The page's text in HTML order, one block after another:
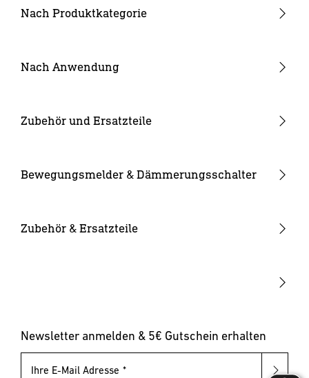
Nach Produktkategorie
24V Garten-Lichtsystem
Strahler und Spots
Kameraleuchten
Solarleuchten
Pollerleuchten
Nach Anwendung
Hauseingang
Zubehör und Ersatzteile
Ersatzgläser
Leuchtmittel
Bewegungsmelder & Dämmerungsschalter
Bewegungsmelder innen
Zubehör & Ersatzteile
Newsletter anmelden & 5€ Gutschein erhalten
Ihre E-Mail Adresse